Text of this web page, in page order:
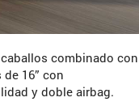
combinado con
16” con
y doble airbag.